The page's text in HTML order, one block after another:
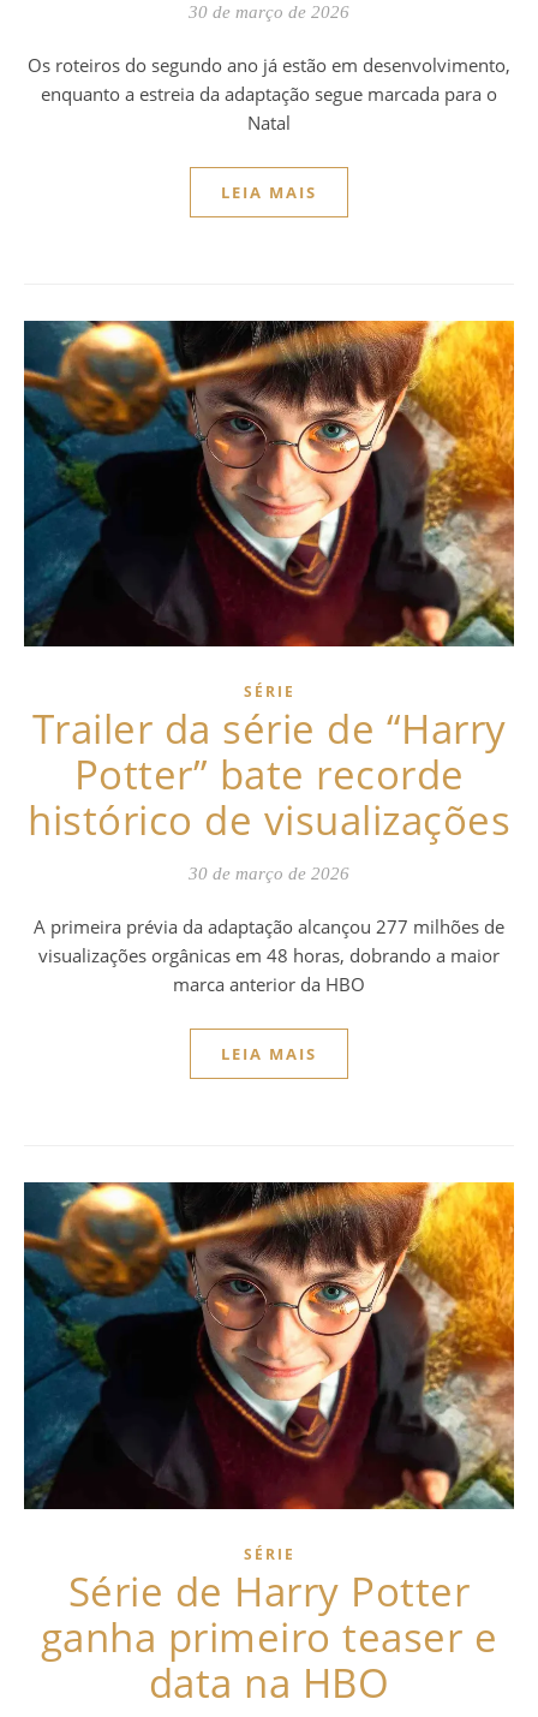
30 de março de 2026
Os roteiros do segundo ano já estão em desenvolvimento,
enquanto a estreia da adaptação segue marcada para o
Natal
LEIA MAIS
SÉRIE
Trailer da série de “Harry
Potter” bate recorde
histórico de visualizações
30 de março de 2026
A primeira prévia da adaptação alcançou 277 milhões de
visualizações orgânicas em 48 horas, dobrando a maior
marca anterior da HBO
LEIA MAIS
SÉRIE
Série de Harry Potter
ganha primeiro teaser e
data na HBO